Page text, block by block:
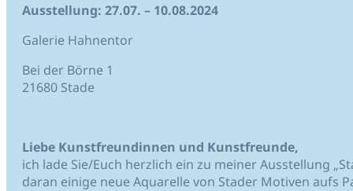
Ausstellung: 27.07. – 10.08.2024
Galerie Hahnentor
Bei der Börne 1
21680 Stade
Liebe Kunstfreundinnen und Kunstfreunde,
ich lade Sie/Euch herzlich ein zu meiner Ausstellung
daran einige neue Aquarelle von Stader Motiven aufs